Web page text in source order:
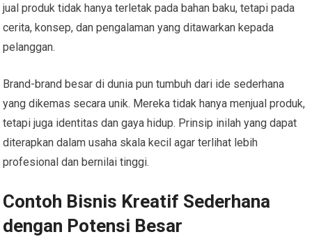
jual produk tidak hanya terletak pada bahan baku, tetapi pada
cerita, konsep, dan pengalaman yang ditawarkan kepada
pelanggan.
Brand-brand besar di dunia pun tumbuh dari ide sederhana
yang dikemas secara unik. Mereka tidak hanya menjual produk,
tetapi juga identitas dan gaya hidup. Prinsip inilah yang dapat
diterapkan dalam usaha skala kecil agar terlihat lebih
profesional dan bernilai tinggi.
Contoh Bisnis Kreatif Sederhana
dengan Potensi Besar